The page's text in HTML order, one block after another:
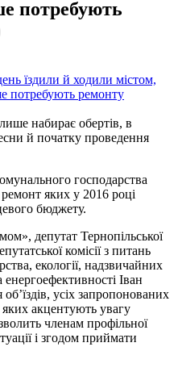
потребують
набирає обертів, в
й початку проведення
господарства
яких у 2016 році
бюджету.
депутат Тернопільської
комісії з питань
екології, надзвичайних
енергоефективності Іван
усіх запропонованих
яких акцентують увагу
членам профільної
і згодом приймати